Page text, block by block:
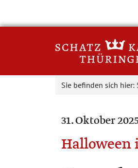
Sie befinden sich hier:
31. Oktober
Halloween